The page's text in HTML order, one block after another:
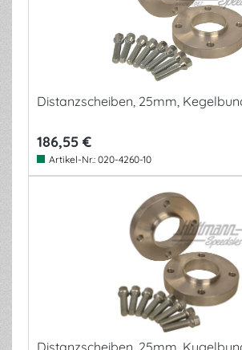
Distanzscheiben, 25mm,
186,55 €
Artikel-Nr.: 020-4260-10
Distanzscheiben, 25mm,